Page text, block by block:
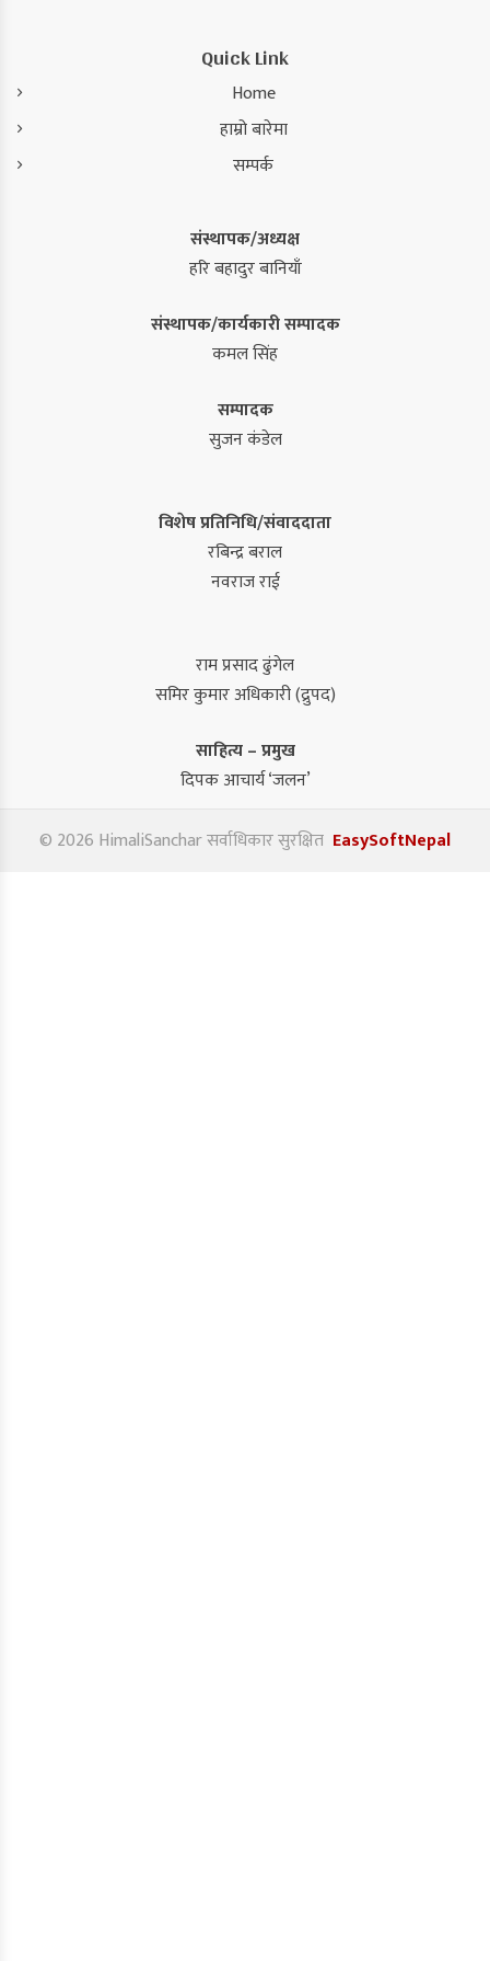
Quick Link
Home
हाम्रो बारेमा
सम्पर्क
संस्थापक/अध्यक्ष
हरि बहादुर बानियाँ
संस्थापक/कार्यकारी सम्पादक
कमल सिंह
सम्पादक
सुजन कंडेल
विशेष प्रतिनिधि/संवाददाता
रबिन्द्र बराल
नवराज राई
राम प्रसाद ढुंगेल
समिर कुमार अधिकारी (द्रुपद)
साहित्य – प्रमुख
दिपक आचार्य ‘जलन’
© 2026 HimaliSanchar सर्वाधिकार सुरक्षित EasySoftNepal